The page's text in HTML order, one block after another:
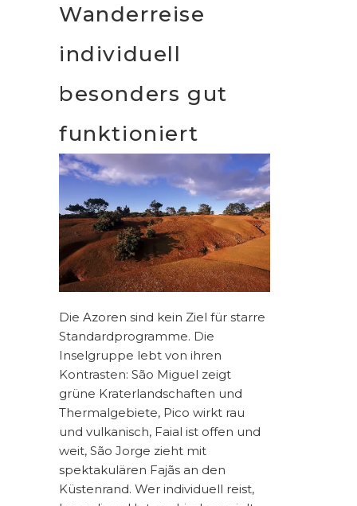
Wanderreise
individuell
besonders gut
funktioniert
Die Azoren sind kein Ziel für starre
Standardprogramme. Die
Inselgruppe lebt von ihren
Kontrasten: São Miguel zeigt
grüne Kraterlandschaften und
Thermalgebiete, Pico wirkt rau
und vulkanisch, Faial ist offen und
weit, São Jorge zieht mit
spektakulären Fajãs an den
Küstenrand. Wer individuell reist,